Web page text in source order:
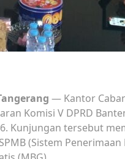
— Kantor
Komisi V DPRD
Kunjungan tersebut
(Sistem